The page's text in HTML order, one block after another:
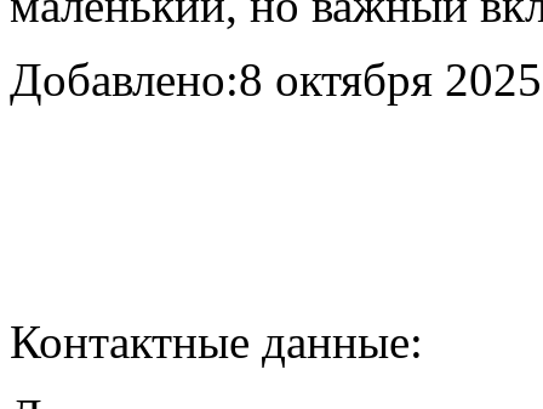
Добавлено:8 октября
Контактные данные: